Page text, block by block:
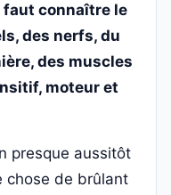
faut connaître le
des nerfs, du
des muscles
moteur et
presque aussitôt
chose de brûlant